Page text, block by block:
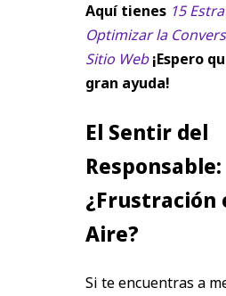
Aquí tienes 15
Optimizar la
Sitio Web ¡Espero
gran ayuda!
El Sentir del
Responsable:
¿Frustración
Aire?
Si te encuentras a